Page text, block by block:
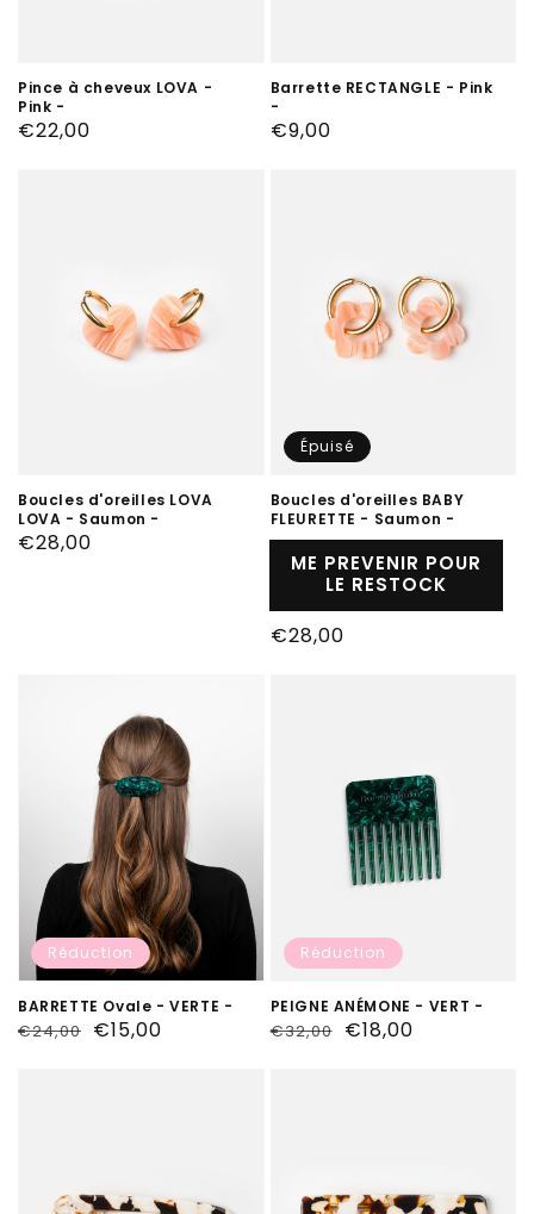
Pince à cheveux LOVA -
Pink -
Prix
€22,00
Barrette RECTANGLE - Pink
-
Prix
€9,00
Boucles d'oreilles LOVA
LOVA - Saumon -
Prix
€28,00
Boucles d'oreilles BABY
FLEURETTE - Saumon -
ME PREVENIR POUR
LE RESTOCK
Prix
€28,00
Épuisé
BARRETTE Ovale - VERTE -
Prix
€24,00 Prix
€15,00
Réduction
PEIGNE ANÉMONE - VERT -
Prix
€32,00
Prix
€18,00
Réduction